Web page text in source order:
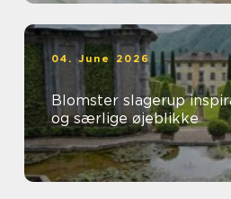
04. June 2026
Blomster slagerup inspiration til hverdag
og særlige øjeblikke